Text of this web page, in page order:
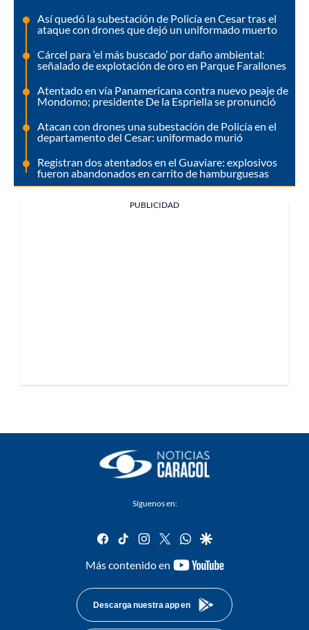
Así quedó la subestación de Policía en Cesar tras el
ataque con drones que dejó un uniformado muerto
Cárcel para ‘el más buscado’ por daño ambiental:
señalado de explotación de oro en Parque Farallones
Atentado en vía Panamericana contra nuevo peaje de
Mondomo; presidente De la Espriella se pronunció
Atacan con drones una subestación de Policía en el
departamento del Cesar: uniformado murió
Registran dos atentados en el Guaviare: explosivos
fueron abandonados en carrito de hamburguesas
PUBLICIDAD
Síguenos en:
facebook
tiktok instagram
twitterwhatsapp
google
Más contenido en
youtube-
Descarga nuestra app en